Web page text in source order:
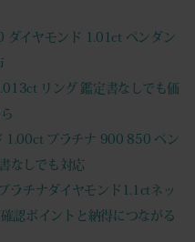
ダイヤモンド 1.01ct ペンダン
リング 鑑定書なしでも価
1.00ct プラチナ 900 850 ペン
なしでも対応
ラチナダイヤモンド1.1ctネッ
認ポイントと納得につながる